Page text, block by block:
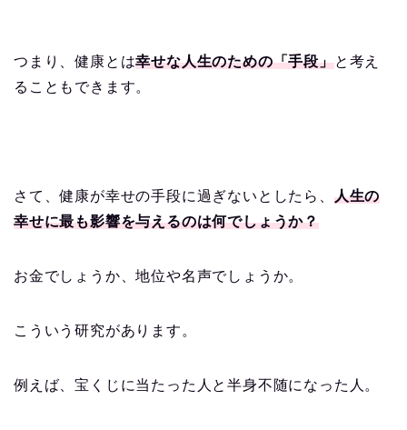
つまり、健康とは幸せな人生のための「手段」と考え
ることもできます。
さて、健康が幸せの手段に過ぎないとしたら、 人生の
幸せに最も影響を与えるのは何でしょうか？
お金でしょうか、地位や名声でしょうか。
こういう研究があります。
例えば、宝くじに当たった人と半身不随になった人。